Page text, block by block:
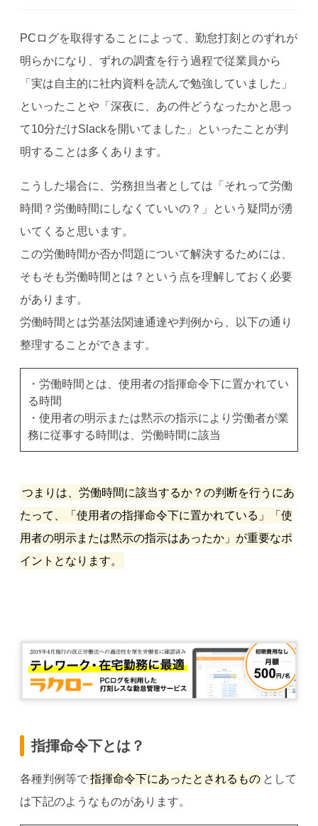
PCログを取得することによって、勤怠打刻とのずれが
明らかになり、ずれの調査を行う過程で従業員から
「実は自主的に社内資料を読んで勉強していました」
といったことや「深夜に、あの件どうなったかと思っ
て10分だけSlackを開いてました」といったことが判
明することは多くあります。
こうした場合に、労務担当者としては「それって労働
時間？労働時間にしなくていいの？」という疑問が湧
いてくると思います。
この労働時間か否か問題について解決するためには、
そもそも労働時間とは？という点を理解しておく必要
があります。
労働時間とは労基法関連通達や判例から、以下の通り
整理することができます。
・労働時間とは、使用者の指揮命令下に置かれてい
る時間
・使用者の明示または黙示の指示により労働者が業
務に従事する時間は、労働時間に該当
つまりは、労働時間に該当するか？の判断を行うにあ
たって、「使用者の指揮命令下に置かれている」「使
用者の明示または黙示の指示はあったか」が重要なポ
イントとなります。
指揮命令下とは？
各種判例等で指揮命令下にあったとされるもの として
は下記のようなものがあります。